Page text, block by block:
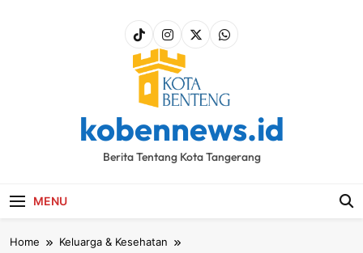
kobennews.id
Berita Tentang Kota Tangerang
MENU
Home
Keluarga & Kesehatan